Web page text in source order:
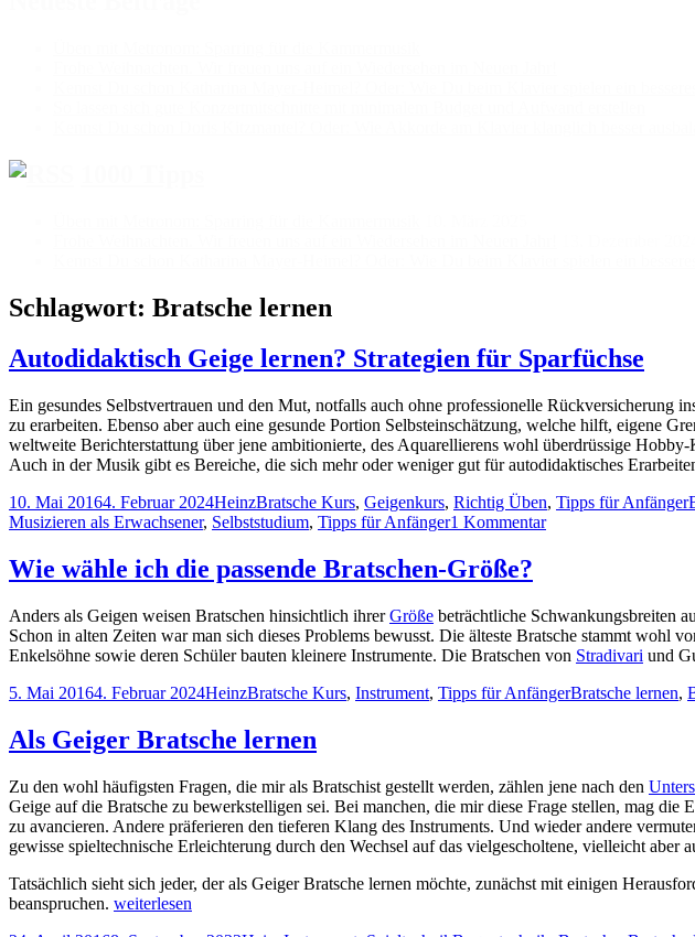
Schlagwort: Bratsche lernen
Autodidaktisch Geige lernen? Strategien für Sparfüchse
Ein gesundes Selbstvertrauen und den Mut, notfalls auch ohne professionelle Rückversicherung
zu erarbeiten. Ebenso aber auch eine gesunde Portion Selbsteinschätzung, welche hilft, eigene
weltweite Berichterstattung über jene ambitionierte, des Aquarellierens wohl überdrüssige
Auch in der Musik gibt es Bereiche, die sich mehr oder weniger gut für autodidaktisches
Veröffentlicht
am
10. Mai 20164. Februar 2024Autor
HeinzKategorien
Bratsche Kurs, Geigenkurs, Richtig Üben, Tipps für Anfänger
Musizieren als Erwachsener, Selbststudium, Tipps für Anfänger1 Kommentarzu
für
Sparfüchse
Wie wähle ich die passende Bratschen-Größe?
Anders als Geigen weisen Bratschen hinsichtlich ihrerGröße beträchtliche Schwankungsbreiten
Schon in alten Zeiten war man sich dieses Problems bewusst. Die älteste Bratsche stammt wohl
Enkelsöhne sowie deren Schüler bauten kleinere Instrumente. Die Bratschen von Stradivari und
Veröffentlicht
5. Mai 20164. Februar 2024Autor
HeinzKategorien
Bratsche Kurs, Instrument, Tipps für AnfängerSchlagwörter
Bratsche lernen,
Als Geiger Bratsche lernen
Zu den wohl häufigsten Fragen, die mir als Bratschist gestellt werden, zählen jene nach den
Geige auf die Bratsche zu bewerkstelligen sei. Bei manchen, die mir diese Frage stellen, mag
zu avancieren. Andere präferieren den tieferen Klang des Instruments. Und wieder andere
gewisse spieltechnische Erleichterung durch den Wechsel auf das vielgescholtene, vielleicht aber
Tatsächlich sieht sich jeder, der als Geiger Bratsche lernen möchte, zunächst mit einigen
beanspruchen. Als
weiterlesen